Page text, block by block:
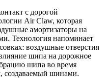
с дорогой
Air Claw, которая
амортизаторы на
Технология напоминает
воздушные отверстия
шипа на дорожное
шипа во время
создаваемый шинами.